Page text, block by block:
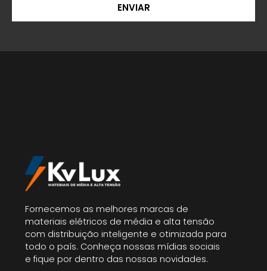
ENVIAR
Fornecemos as melhores marcas de
materiais elétricos de média e alta tensão
com distribuição inteligente e otimizada para
todo o país. Conheça nossas mídias sociais
e fique por dentro das nossas novidades.